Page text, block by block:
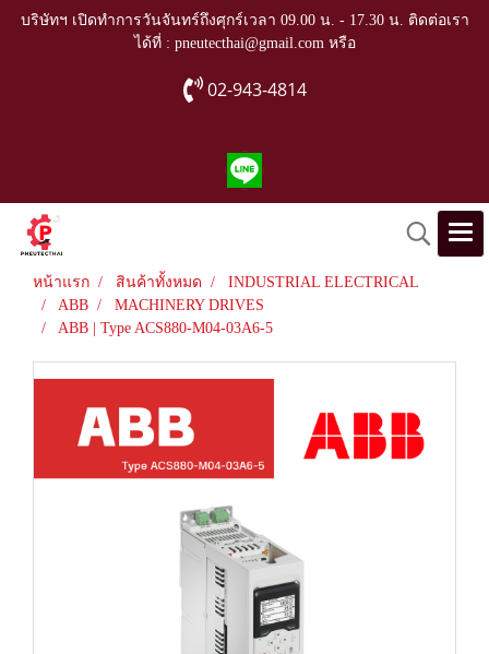
บริษัทฯ เปิดทำการวันจันทร์ถึงศุกร์เวลา 09.00 น. - 17.30 น. ติดต่อเรา
ได้ที่ : pneutecthai@gmail.com หรือ
02-943-4814
หน้าแรก สินค้าทั้งหมด
INDUSTRIAL ELECTRICAL
ABB
MACHINERY DRIVES
ABB | Type ACS880-M04-03A6-5